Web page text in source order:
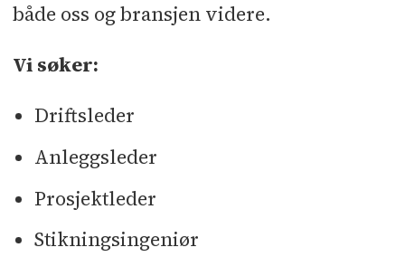
både oss og bransjen videre.
Vi søker:
Driftsleder
Anleggsleder
Prosjektleder
Stikningsingeniør